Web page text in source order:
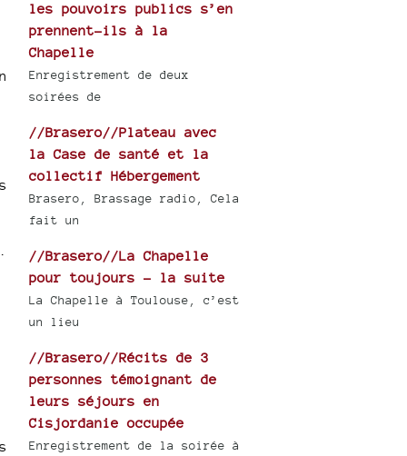
les pouvoirs publics s’en
prennent-ils à la
Chapelle
Enregistrement de deux
soirées de
//Brasero//Plateau avec
la Case de santé et la
collectif Hébergement
Brasero, Brassage radio, Cela
fait un
//Brasero//La Chapelle
pour toujours - la suite
La Chapelle à Toulouse, c’est
un lieu
//Brasero//Récits de 3
personnes témoignant de
leurs séjours en
Cisjordanie occupée
Enregistrement de la soirée à